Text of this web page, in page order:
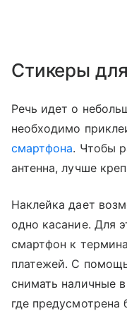
Стикеры
Речь идет о
необходимо
смартфона. Чтобы
антенна, лучше
Наклейка дает
одно касание. Для
смартфон к
платежей. С
снимать наличные
где предусмотрена